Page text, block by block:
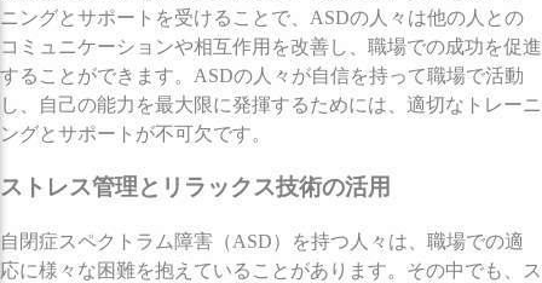
ニングとサポートを受けることで、ASDの人々は他の人との
コミュニケーションや相互作用を改善し、職場での成功を促進
することができます。ASDの人々が自信を持って職場で活動
し、自己の能力を最大限に発揮するためには、適切なトレーニ
ングとサポートが不可欠です。
ストレス管理とリラックス技術の活用
自閉症スペクトラム障害（ASD）を持つ人々は、職場での適
応に様々な困難を抱えていることがあります。その中でも、ス